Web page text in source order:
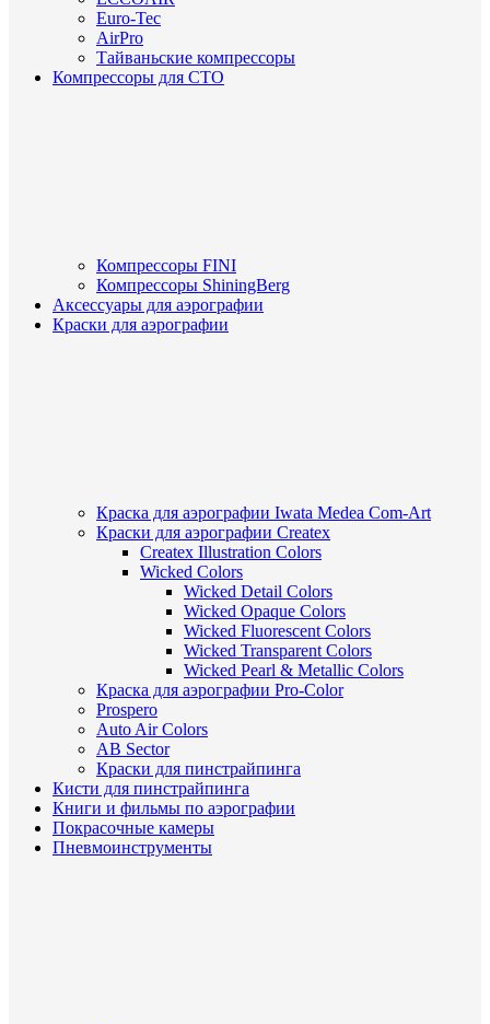
Euro-Tec
AirPro
Тайваньские компрессоры
Компрессоры для СТО
Компрессоры FINI
Компрессоры ShiningBerg
Аксессуары для аэрографии
Краски для аэрографии
Краска для аэрографии Iwata Medea Com-Art
Краски для аэрографии Createx
Createx Illustration Colors
Wicked Colors
Wicked Detail Colors
Wicked Opaque Colors
Wicked Fluorescent Colors
Wicked Transparent Colors
Wicked Pearl & Metallic Colors
Краска для аэрографии Pro-Color
Prospero
Auto Air Colors
AB Sector
Краски для пинстрайпинга
Кисти для пинстрайпинга
Книги и фильмы по аэрографии
Покрасочные камеры
Пневмоинструменты